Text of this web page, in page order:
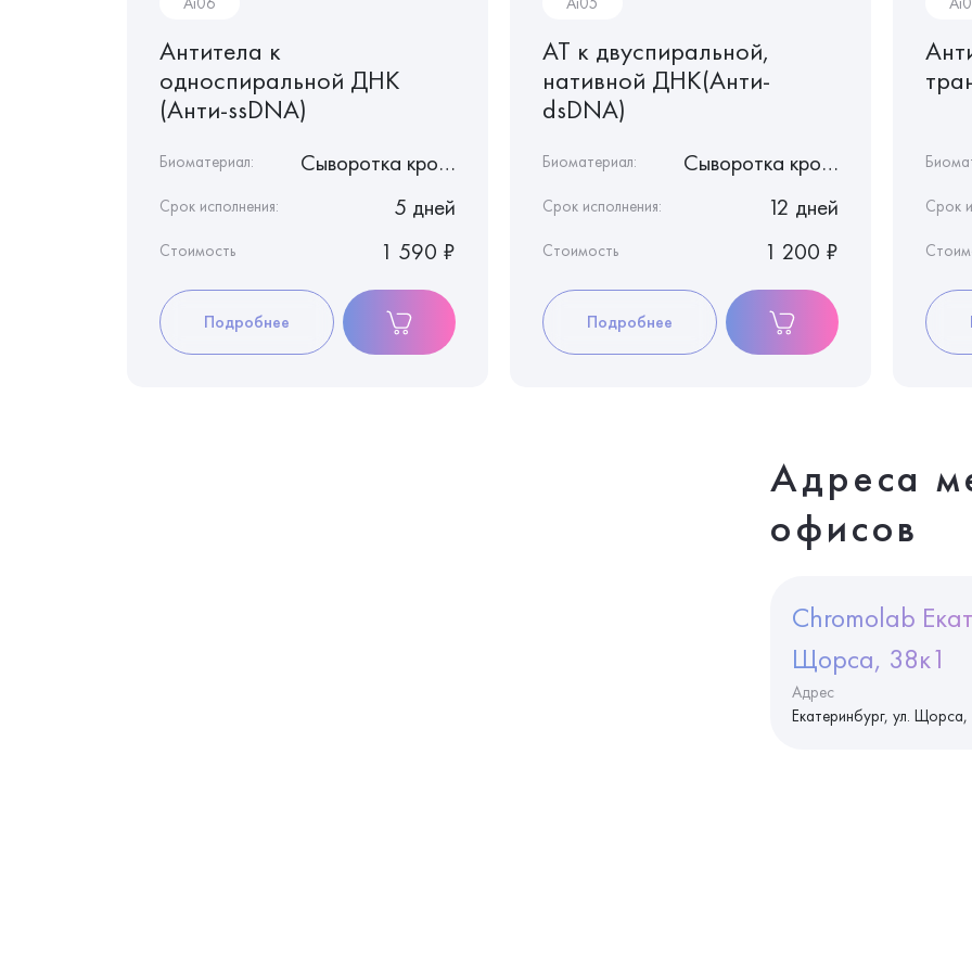
Антитела к
односпиральной ДНК
(Анти-ssDNA)
Биоматериал: Сыворотка крови
Срок исполнения: 5 дней
Стоимость 1 590 ₽
Подробнее
АТ к двуспиральной,
нативной ДНК(Анти-
dsDNA)
Биоматериал: Сыворотка крови
Срок исполнения: 12 дней
Стоимость 1 200 ₽
Подробнее
Срок
Адреса
офисов
Chromolab
Щорса, 38к1
Адрес
Екатеринбург, ул. Щорса,